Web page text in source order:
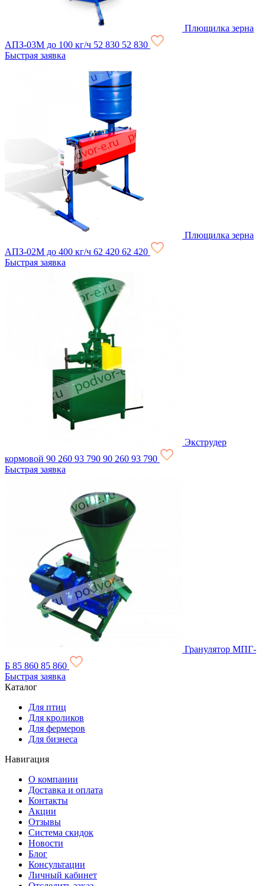
Плющилка зерна
АПЗ-03М до 100 кг/ч 52 830 52 830
Быстрая заявка
Плющилка зерна
АПЗ-02М до 400 кг/ч 62 420 62 420
Быстрая заявка
Экструдер
кормовой 90 260 93 790 90 260 93 790
Быстрая заявка
Гранулятор МПГ-
Б 85 860 85 860
Быстрая заявка
Каталог
Для птиц
Для кроликов
Для фермеров
Для бизнеса
Навигация
О компании
Доставка и оплата
Контакты
Акции
Отзывы
Система скидок
Новости
Блог
Консультации
Личный кабинет